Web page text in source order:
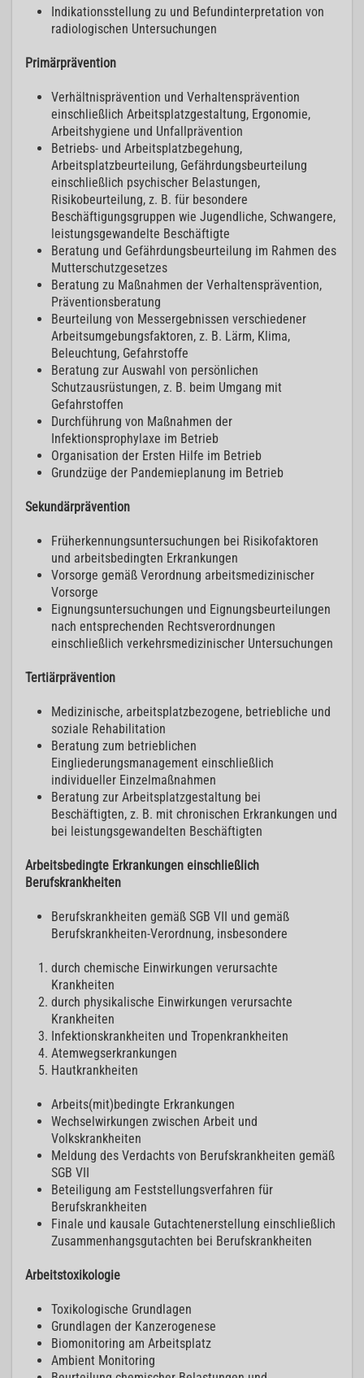
Indikationsstellung zu und Befundinterpretation von
radiologischen Untersuchungen
Primärprävention
Verhältnisprävention und Verhaltensprävention
einschließlich Arbeitsplatzgestaltung, Ergonomie,
Arbeitshygiene und Unfallprävention
Betriebs- und Arbeitsplatzbegehung,
Arbeitsplatzbeurteilung, Gefährdungsbeurteilung
einschließlich psychischer Belastungen,
Risikobeurteilung, z. B. für besondere
Beschäftigungsgruppen wie Jugendliche, Schwangere,
leistungsgewandelte Beschäftigte
Beratung und Gefährdungsbeurteilung im Rahmen des
Mutterschutzgesetzes
Beratung zu Maßnahmen der Verhaltensprävention,
Präventionsberatung
Beurteilung von Messergebnissen verschiedener
Arbeitsumgebungsfaktoren, z. B. Lärm, Klima,
Beleuchtung, Gefahrstoffe
Beratung zur Auswahl von persönlichen
Schutzausrüstungen, z. B. beim Umgang mit
Gefahrstoffen
Durchführung von Maßnahmen der
Infektionsprophylaxe im Betrieb
Organisation der Ersten Hilfe im Betrieb
Grundzüge der Pandemieplanung im Betrieb
Sekundärprävention
Früherkennungsuntersuchungen bei Risikofaktoren
und arbeitsbedingten Erkrankungen
Vorsorge gemäß Verordnung arbeitsmedizinischer
Vorsorge
Eignungsuntersuchungen und Eignungsbeurteilungen
nach entsprechenden Rechtsverordnungen
einschließlich verkehrsmedizinischer Untersuchungen
Tertiärprävention
Medizinische, arbeitsplatzbezogene, betriebliche und
soziale Rehabilitation
Beratung zum betrieblichen
Eingliederungsmanagement einschließlich
individueller Einzelmaßnahmen
Beratung zur Arbeitsplatzgestaltung bei
Beschäftigten, z. B. mit chronischen Erkrankungen und
bei leistungsgewandelten Beschäftigten
Arbeitsbedingte Erkrankungen einschließlich
Berufskrankheiten
Berufskrankheiten gemäß SGB VII und gemäß
Berufskrankheiten-Verordnung, insbesondere
durch chemische Einwirkungen verursachte
Krankheiten
durch physikalische Einwirkungen verursachte
Krankheiten
Infektionskrankheiten und Tropenkrankheiten
Atemwegserkrankungen
Hautkrankheiten
Arbeits(mit)bedingte Erkrankungen
Wechselwirkungen zwischen Arbeit und
Volkskrankheiten
Meldung des Verdachts von Berufskrankheiten gemäß
SGB VII
Beteiligung am Feststellungsverfahren für
Berufskrankheiten
Finale und kausale Gutachtenerstellung einschließlich
Zusammenhangsgutachten bei Berufskrankheiten
Arbeitstoxikologie
Toxikologische Grundlagen
Grundlagen der Kanzerogenese
Biomonitoring am Arbeitsplatz
Ambient Monitoring